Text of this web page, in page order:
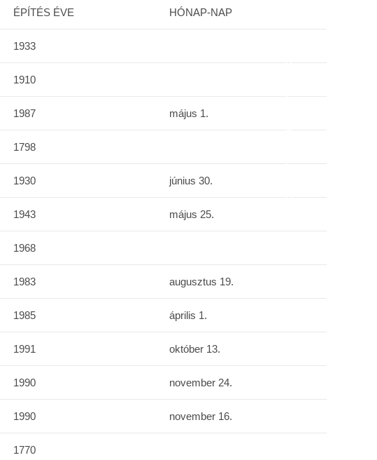
ÉPÍTÉS ÉVE HÓNAP-NAP
1933
1910
1987 május 1.
1798
1930 június 30.
1943 május 25.
1968
1983 augusztus 19.
1985 április 1.
1991 október 13.
1990 november 24.
1990 november 16.
1770